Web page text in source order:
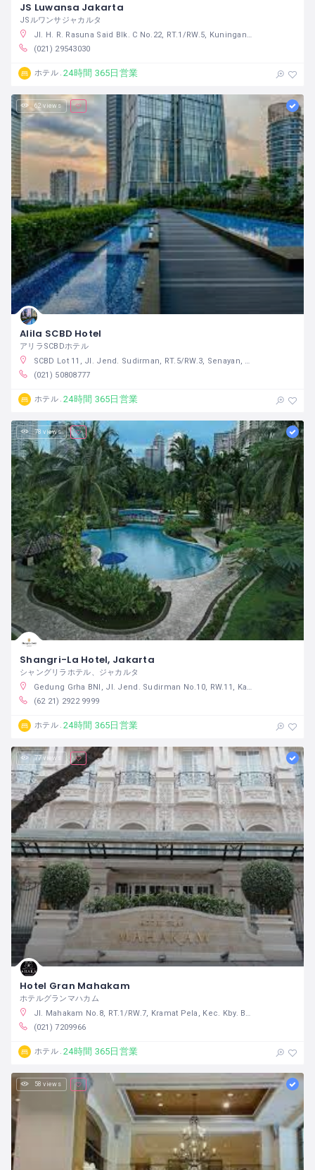
JS Luwansa Jakarta
JSルワンサジャカルタ
Jl. H. R. Rasuna Said Blk. C No.22, RT.1/RW.5, Kuningan, Karet Kuningan, Kecamatan Setiabudi, Kota Jakarta Selatan, Daerah Khusus Ibukota Jakarta 12940 インドネシア
(021) 29543030
ホテル 24時間 365日営業
62 views
Alila SCBD Hotel
アリラSCBDホテル
SCBD Lot 11, Jl. Jend. Sudirman, RT.5/RW.3, Senayan, Kebayoran Baru, South Jakarta City, Jakarta 12910 インドネシア
(021) 50808777
ホテル 24時間 365日営業
78 views
Shangri-La Hotel, Jakarta
シャングリラホテル、ジャカルタ
Gedung Grha BNI, Jl. Jend. Sudirman No.10, RW.11, Karet Tengsin, Tanah Abang, Central Jakarta City, Jakarta 10220 インドネシア
(62 21) 2922 9999
ホテル 24時間 365日営業
77 views
Hotel Gran Mahakam
ホテルグランマハカム
Jl. Mahakam No.8, RT.1/RW.7, Kramat Pela, Kec. Kby. Baru, Kota Jakarta Selatan, Daerah Khusus Ibukota Jakarta 12130 インドネシア
(021) 7209966
ホテル 24時間 365日営業
58 views